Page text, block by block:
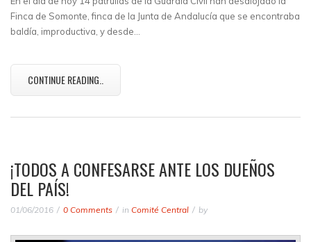
Finca de Somonte, finca de la Junta de Andalucía que se encontraba
baldía, improductiva, y desde…
CONTINUE READING..
¡TODOS A CONFESARSE ANTE LOS DUEÑOS
DEL PAÍS!
01/06/2016 0 Comments in Comité Central by